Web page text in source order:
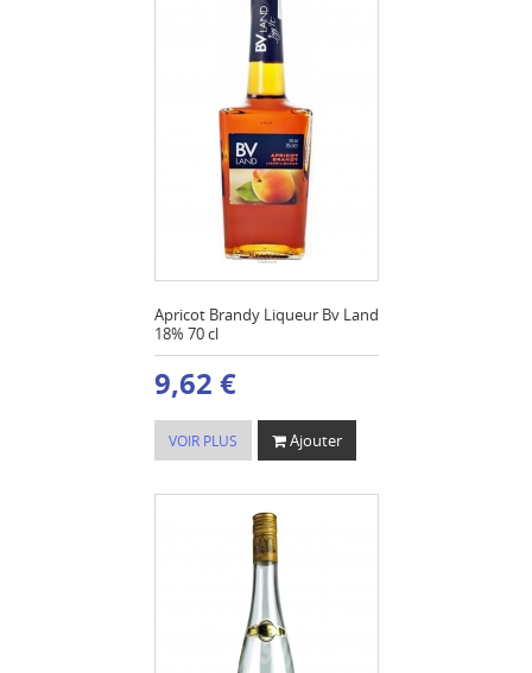
Apricot Brandy Liqueur Bv Land
18% 70 cl
9,62 €
VOIR PLUS Ajouter